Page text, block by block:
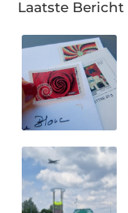
Laatste Bericht